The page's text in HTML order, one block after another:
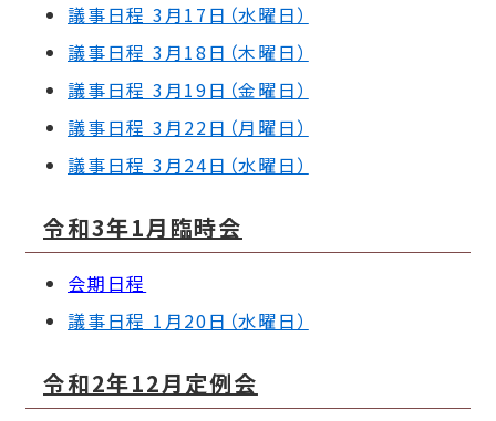
議事日程 3月17日（水曜日）
議事日程 3月18日（木曜日）
議事日程 3月19日（金曜日）
議事日程 3月22日（月曜日）
議事日程 3月24日（水曜日）
令和3年1月臨時会
会期日程
議事日程 1月20日（水曜日）
令和2年12月定例会